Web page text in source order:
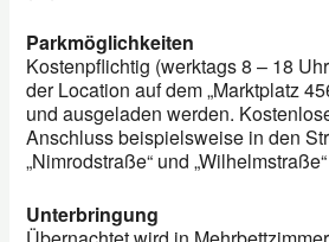
Parkmöglichkeiten
Kostenpflichtig (werktags 8 – 18
der Location auf dem „Marktplatz
und ausgeladen werden.
Anschluss beispielsweise in den
„Nimrodstraße“ und
Unterbringung